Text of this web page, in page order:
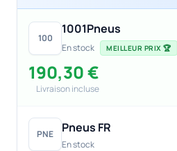
100
1001Pneus
En stock MEILLEUR PRIX 🏆
190,30 €
Livraison incluse
PNE Pneus FR
En stock